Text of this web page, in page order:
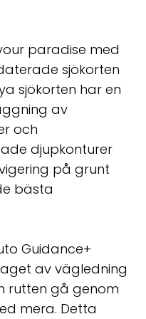
paradise med
sjökorten
sjökorten har en
av
och
djupkonturer
på grunt
bästa
Guidance+
av vägledning
rutten gå genom
mera. Detta